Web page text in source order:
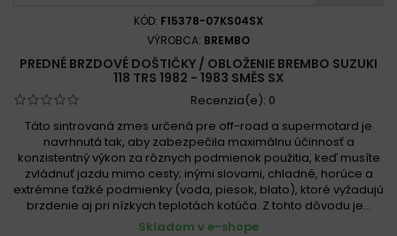
KÓD: F15378-07KS04SX
VÝROBCA: BREMBO
PREDNÉ BRZDOVÉ DOŠTIČKY / OBLOŽENIE BREMBO SUZUKI
118 TRS 1982 - 1983 SMĚS SX
Recenzia(e): 0
Táto sintrovaná zmes určená pre off-road a supermotard je
navrhnutá tak, aby zabezpečila maximálnu účinnosť a
konzistentný výkon za rôznych podmienok použitia, keď musíte
zvládnuť jazdu mimo cesty; inými slovami, chladné, horúce a
extrémne ťažké podmienky (voda, piesok, blato), ktoré vyžadujú
brzdenie aj pri nízkych teplotách kotúča. Z tohto dôvodu je...
Skladom v e-shope